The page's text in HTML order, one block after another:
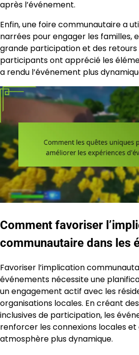
après l’événement.
Enfin, une foire communautaire a
narrées pour engager les familles,
grande participation et des retours
participants ont apprécié les
a rendu l’événement plus
Comment favoriser
communautaire dans les
Favoriser l’implication
événements nécessite une
un engagement actif avec les
organisations locales. En créant
inclusives de participation, les
renforcer les connexions locales
atmosphère plus dynamique.